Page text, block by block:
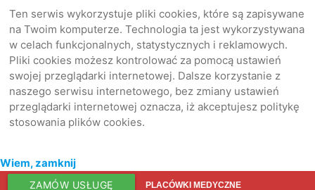
Ten serwis wykorzystuje pliki cookies, które są zapisywane
na Twoim komputerze. Technologia ta jest wykorzystywana
w celach funkcjonalnych, statystycznych i reklamowych.
Pliki cookies możesz kontrolować za pomocą ustawień
swojej przeglądarki internetowej. Dalsze korzystanie z
naszego serwisu internetowego, bez zmiany ustawień
przeglądarki internetowej oznacza, iż akceptujesz politykę
stosowania plików cookies.
Wiem, zamknij
ZAMÓW USŁUGĘ PLACÓWKI MEDYCZNE